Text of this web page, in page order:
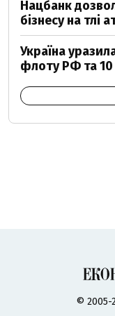
Нацбанк
бізнесу на тлі
Україна
флоту РФ та 10
© 2005-